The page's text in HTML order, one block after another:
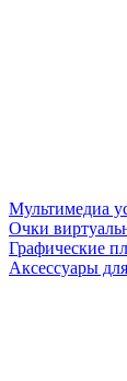
Мультимедиа
Очки
Графические
Аксессуары